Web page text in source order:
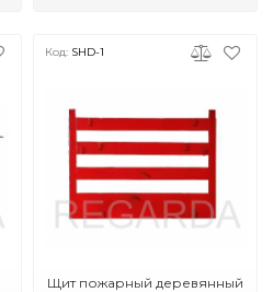
Код: SHD-1
Щит пожарный деревянный